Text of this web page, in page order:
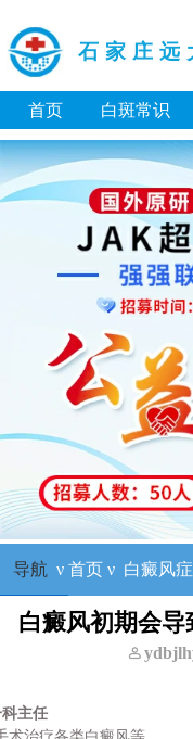
石家庄远
首页 白斑常识
导航 ν 首页ν 白癜风
白癜风初期会
询他